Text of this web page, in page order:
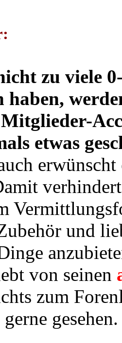
zu viele
etwas
und
von seinen
zum
gesehen.